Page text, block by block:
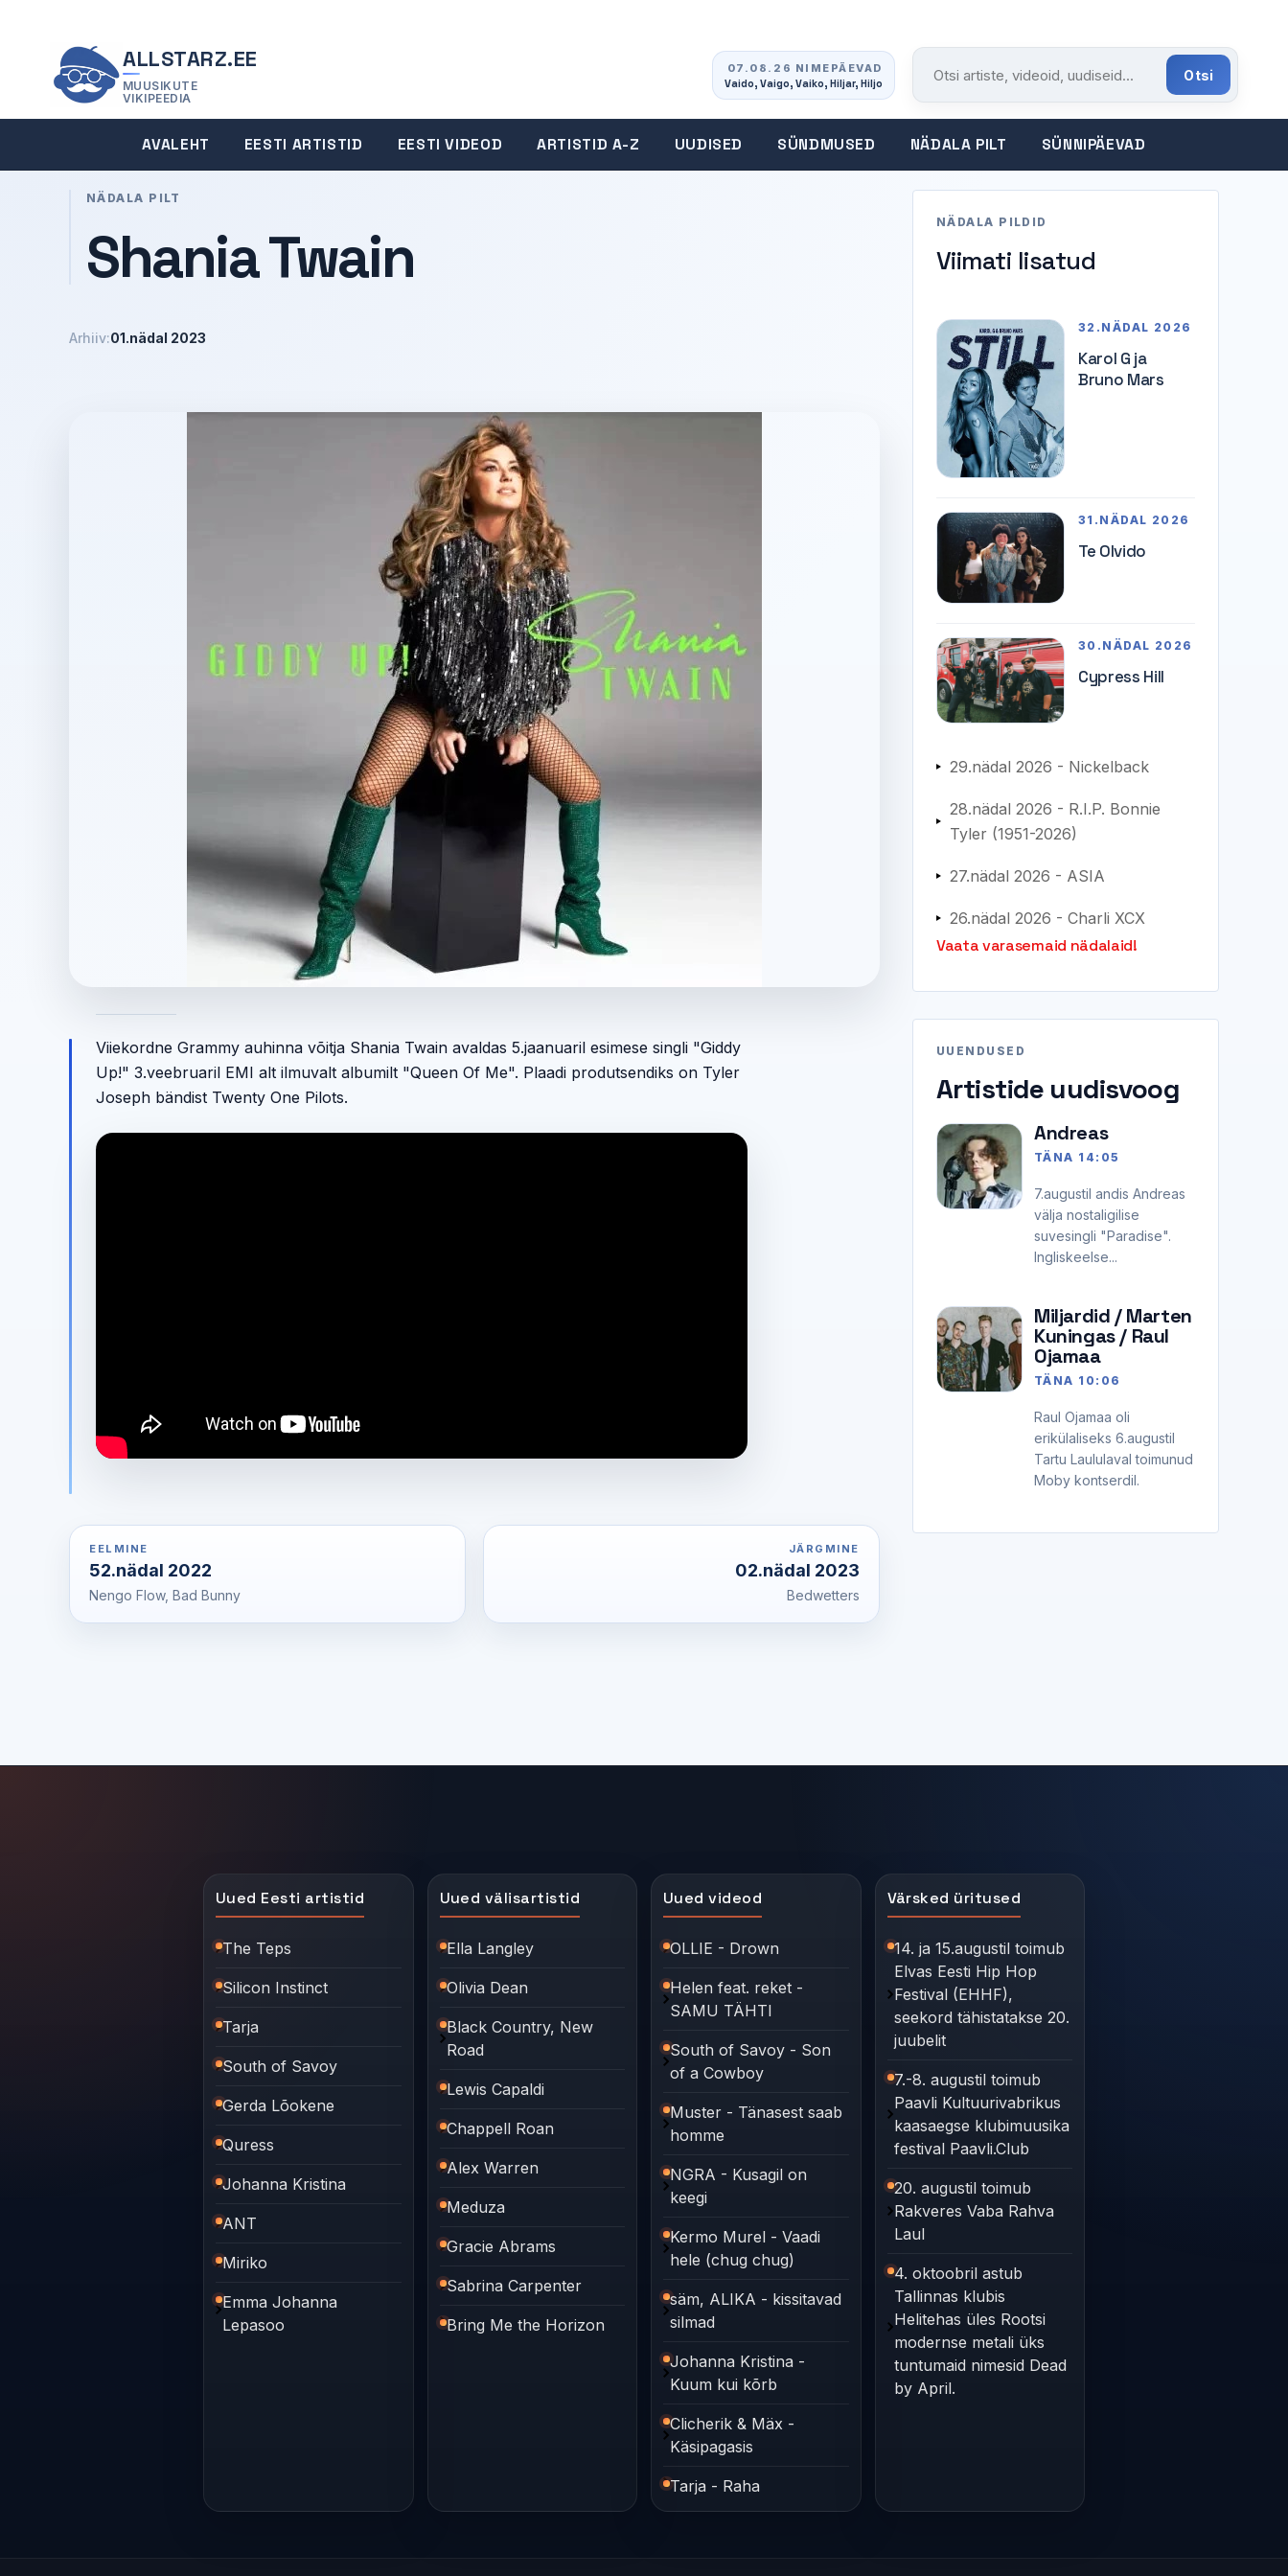
ALLSTARZ.EE
MUUSIKUTE
VIKIPEEDIA
07.08.26 NIMEPÄEVAD
Vaido, Vaigo, Vaiko, Hiljar, Hiljo
Otsi portaalist
Otsi
AVALEHT EESTI ARTISTID EESTI VIDEOD ARTISTID A-Z UUDISED SÜNDMUSED NÄDALA PILT SÜNNIPÄEVAD
NÄDALA PILT
Shania Twain
Arhiiv:01.nädal 2023
Viiekordne Grammy auhinna võitja Shania Twain avaldas 5.jaanuaril esimese singli "Giddy
Up!" 3.veebruaril EMI alt ilmuvalt albumilt "Queen Of Me". Plaadi produtsendiks on Tyler
Joseph bändist Twenty One Pilots.
EELMINE
52.nädal 2022
Nengo Flow, Bad Bunny
JÄRGMINE
02.nädal 2023
Bedwetters
NÄDALA PILDID
Viimati lisatud
32.NÄDAL 2026
Karol G ja
Bruno Mars
31.NÄDAL 2026
Te Olvido
30.NÄDAL 2026
Cypress Hill
29.nädal 2026 - Nickelback
28.nädal 2026 - R.I.P. Bonnie
Tyler (1951-2026)
27.nädal 2026 - ASIA
26.nädal 2026 - Charli XCX
Vaata varasemaid nädalaid!
UUENDUSED
Artistide uudisvoog
TÄNA 14:05
Andreas
7.augustil andis Andreas
välja nostaligilise
suvesingli "Paradise".
Ingliskeelse...
TÄNA 10:06
Miljardid / Marten
Kuningas / Raul
Ojamaa
Raul Ojamaa oli
erikülaliseks 6.augustil
Tartu Laululaval toimunud
Moby kontserdil.
Uued Eesti artistid
The Teps
Silicon Instinct
Tarja
South of Savoy
Gerda Lõokene
Quress
Johanna Kristina
ANT
Miriko
Emma Johanna
Lepasoo
Uued välisartistid
Ella Langley
Olivia Dean
Black Country, New
Road
Lewis Capaldi
Chappell Roan
Alex Warren
Meduza
Gracie Abrams
Sabrina Carpenter
Bring Me the Horizon
Uued videod
OLLIE - Drown
Helen feat. reket -
SAMU TÄHTI
South of Savoy - Son
of a Cowboy
Muster - Tänasest saab
homme
NGRA - Kusagil on
keegi
Kermo Murel - Vaadi
hele (chug chug)
säm, ALIKA - kissitavad
silmad
Johanna Kristina -
Kuum kui kõrb
Clicherik & Mäx -
Käsipagasis
Tarja - Raha
Värsked üritused
14. ja 15.augustil toimub
Elvas Eesti Hip Hop
Festival (EHHF),
seekord tähistatakse 20.
juubelit
7.-8. augustil toimub
Paavli Kultuurivabrikus
kaasaegse klubimuusika
festival Paavli.Club
20. augustil toimub
Rakveres Vaba Rahva
Laul
4. oktoobril astub
Tallinnas klubis
Helitehas üles Rootsi
modernse metali üks
tuntumaid nimesid Dead
by April.